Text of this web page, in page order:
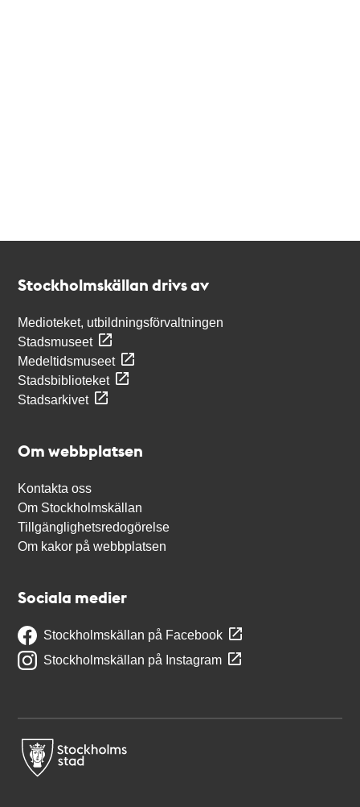
Stockholmskällan drivs av
Medioteket, utbildningsförvaltningen
Stadsmuseet
Medeltidsmuseet
Stadsbiblioteket
Stadsarkivet
Om webbplatsen
Kontakta oss
Om Stockholmskällan
Tillgänglighetsredogörelse
Om kakor på webbplatsen
Sociala medier
Stockholmskällan på Facebook
Stockholmskällan på Instagram